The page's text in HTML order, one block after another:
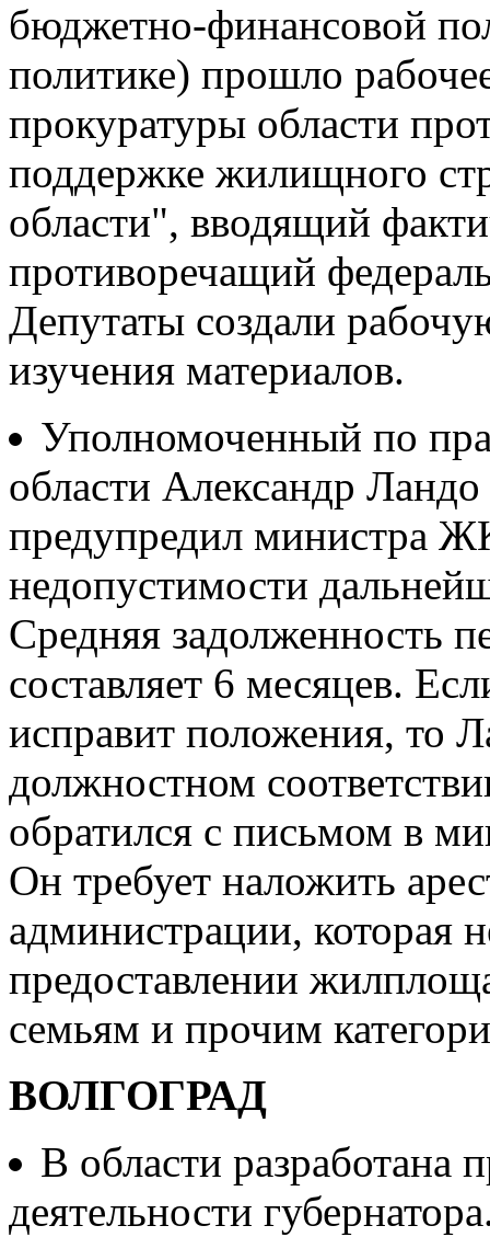
бюджетно-финансовой
политике) прошло
прокуратуры области
поддержке жилищного
области", вводящий
противоречащий
Депутаты создали
изучения материалов.
Уполномоченный по
области Александр
предупредил министра
недопустимости
Средняя задолженность
составляет 6 месяцев.
исправит положения, то
должностном
обратился с письмом в
Он требует наложить
администрации, которая
предоставлении
семьям и прочим
ВОЛГОГРАД
В области разработана
деятельности